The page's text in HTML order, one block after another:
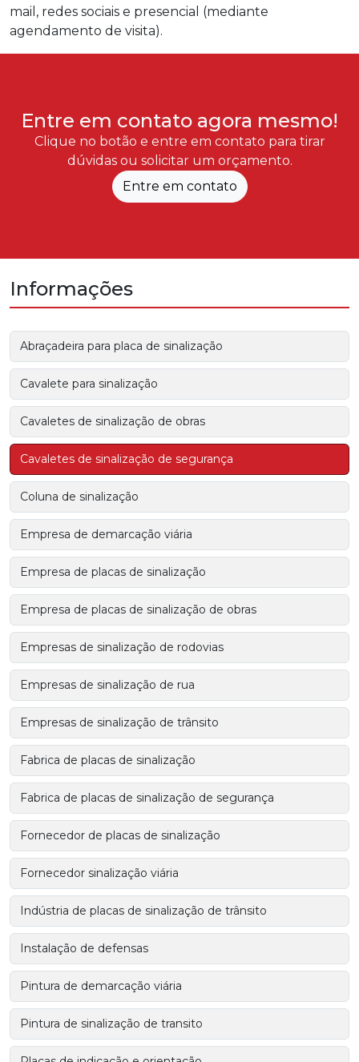
mail, redes sociais e presencial (mediante
agendamento de visita).
Entre em contato agora mesmo!
Clique no botão e entre em contato para tirar
dúvidas ou solicitar um orçamento.
Entre em contato
Informações
Abraçadeira para placa de sinalização
Cavalete para sinalização
Cavaletes de sinalização de obras
Cavaletes de sinalização de segurança
Coluna de sinalização
Empresa de demarcação viária
Empresa de placas de sinalização
Empresa de placas de sinalização de obras
Empresas de sinalização de rodovias
Empresas de sinalização de rua
Empresas de sinalização de trânsito
Fabrica de placas de sinalização
Fabrica de placas de sinalização de segurança
Fornecedor de placas de sinalização
Fornecedor sinalização viária
Indústria de placas de sinalização de trânsito
Instalação de defensas
Pintura de demarcação viária
Pintura de sinalização de transito